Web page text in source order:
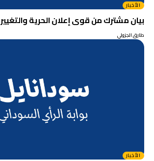
الأخبار
بيان مشترك من قوى إعلان الحرية والتغيير
طارق الجزولي
الأخبار